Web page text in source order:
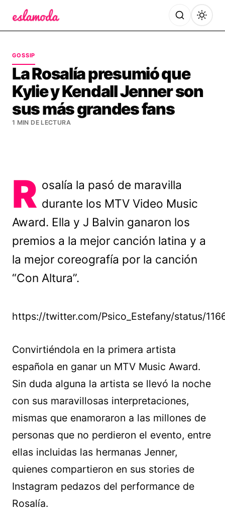
GOSSIP
La Rosalía presumió que
Kylie y Kendall Jenner son
sus más grandes fans
1 MIN DE LECTURA
R osalía la pasó de maravilla
durante los MTV Video Music
Award. Ella y J Balvin ganaron los
premios a la mejor canción latina y a
la mejor coreografía por la canción
“Con Altura”.
https://twitter.com/Psico_Estefany/status/
Convirtiéndola en la primera artista
española en ganar un MTV Music Award.
Sin duda alguna la artista se llevó la noche
con sus maravillosas interpretaciones,
mismas que enamoraron a las millones de
personas que no perdieron el evento, entre
ellas incluidas las hermanas Jenner,
quienes compartieron en sus stories de
Instagram pedazos del performance de
Rosalía.